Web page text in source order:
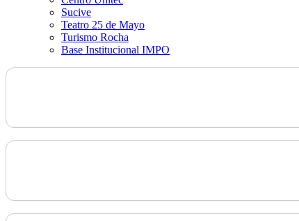
Sucive
Teatro 25 de Mayo
Turismo Rocha
Base Institucional IMPO